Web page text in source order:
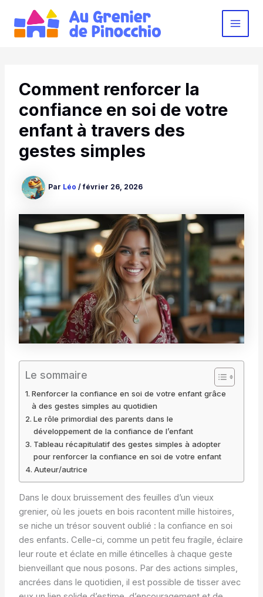
contenu
Comment renforcer la
confiance en soi de votre
enfant à travers des
gestes simples
Par Léo /février 26, 2026
Le sommaire
Renforcer la confiance en soi de votre enfant grâce
à des gestes simples au quotidien
Le rôle primordial des parents dans le
développement de la confiance de l’enfant
Tableau récapitulatif des gestes simples à adopter
pour renforcer la confiance en soi de votre enfant
Auteur/autrice
Dans le doux bruissement des feuilles d’un vieux
grenier, où les jouets en bois racontent mille histoires,
se niche un trésor souvent oublié : la confiance en soi
des enfants. Celle-ci, comme un petit feu fragile, éclaire
leur route et éclate en mille étincelles à chaque geste
bienveillant que nous posons. Par des actions simples,
ancrées dans le quotidien, il est possible de tisser avec